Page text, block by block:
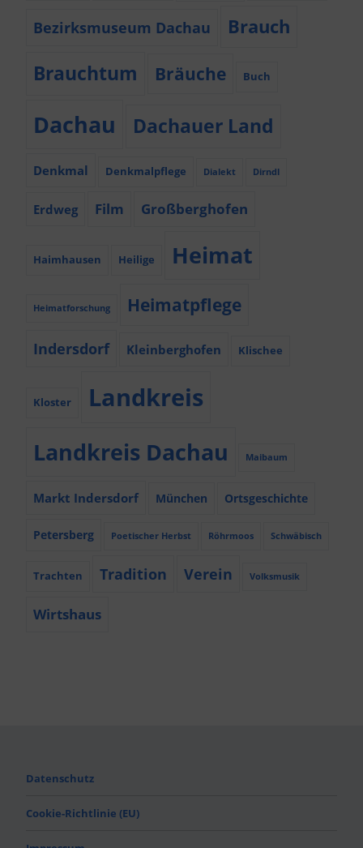
Bezirksmuseum Dachau Brauch
Brauchtum Bräuche Buch
Dachau Dachauer Land
Denkmal Denkmalpflege Dialekt Dirndl
Erdweg Film Großberghofen
Haimhausen Heilige Heimat
Heimatforschung Heimatpflege
Indersdorf Kleinberghofen Klischee
Kloster Landkreis
Landkreis Dachau Maibaum
Markt Indersdorf München Ortsgeschichte
Petersberg Poetischer Herbst Röhrmoos Schwäbisch
Trachten Tradition Verein Volksmusik
Wirtshaus
Datenschutz
Cookie-Richtlinie (EU)